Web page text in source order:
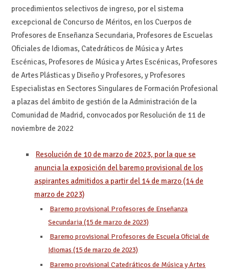
procedimientos selectivos de ingreso, por el sistema
excepcional de Concurso de Méritos, en los Cuerpos de
Profesores de Enseñanza Secundaria, Profesores de Escuelas
Oficiales de Idiomas, Catedráticos de Música y Artes
Escénicas, Profesores de Música y Artes Escénicas, Profesores
de Artes Plásticas y Diseño y Profesores, y Profesores
Especialistas en Sectores Singulares de Formación Profesional
a plazas del ámbito de gestión de la Administración de la
Comunidad de Madrid, convocados por Resolución de 11 de
noviembre de 2022
Resolución de 10 de marzo de 2023, por la que se
anuncia la exposición del baremo provisional de los
aspirantes admitidos a partir del 14 de marzo (14 de
marzo de 2023)
Baremo provisional Profesores de Enseñanza
Secundaria (15 de marzo de 2023)
Baremo provisional Profesores de Escuela Oficial de
Idiomas (15 de marzo de 2023)
Baremo provisional Catedráticos de Música y Artes